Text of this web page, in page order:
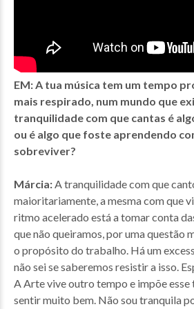
EM: A tua música tem um tempo
mais respirado, num mundo que
tranquilidade com que cantas é
ou é algo que foste aprendendo
sobreviver?
Márcia:A tranquilidade com que
maioritariamente, a mesma com que
ritmo acelerado está a tomar conta
que não queiramos, por uma questão
o propósito do trabalho. Há um
não sei se saberemos resistir a isso.
A Arte vive outro tempo e impõe esse
sentir muito bem. Não sou tranquila